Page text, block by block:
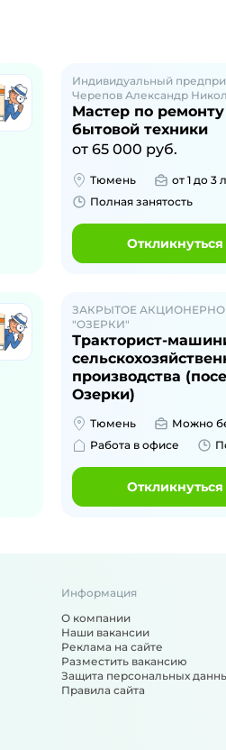
Индивидуальный
Черепов Александр
Мастер по
бытовой техники
от65 000 руб.
Тюмень от 1 до 3
Полная занятость
Откликнуться
ЗАКРЫТОЕ
"ОЗЕРКИ"
Тракторист-
производства
Озерки)
Тюмень
Можно
Работа в офисе
Откликнуться
Информация
О компании
Наши вакансии
Реклама на сайте
Разместить вакансию
Защита персональных
Правила сайта